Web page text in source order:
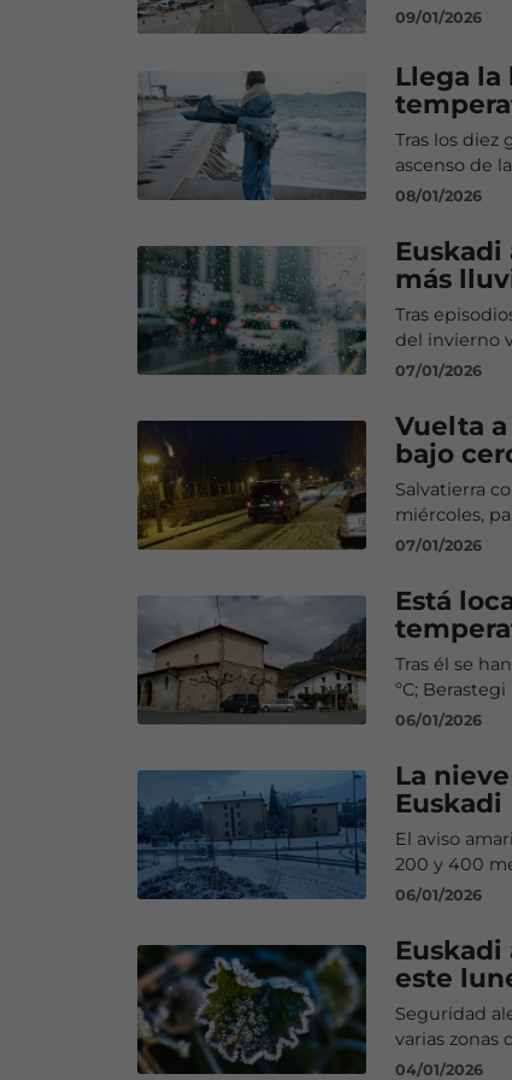
09/01/2026
Llega la
Tras los diez
ascenso de
08/01/2026
más
Tras
del invierno
07/01/2026
Vuelta
bajo
Salvatierra
miércoles,
07/01/2026
Está
Tras él se
ºC; Berastegi
06/01/2026
La
Euskadi
El aviso
200 y 400
06/01/2026
este
Seguridad
varias zonas
04/01/2026